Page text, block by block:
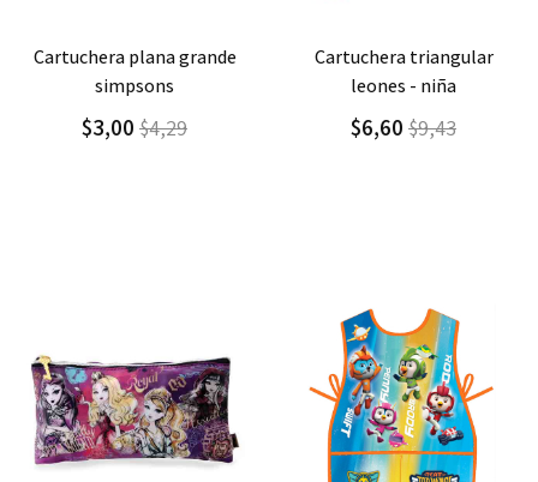
Agregar Detalle
cartuchera triangular
leones - niña
$6,60 $9,43
Agregar Detalle
cartuchera triangular
leones - niño
$6,60 $9,43